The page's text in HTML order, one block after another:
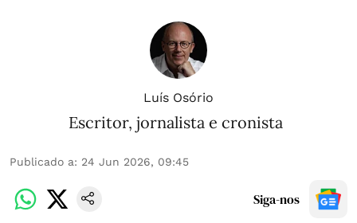
Luís Osório
Escritor, jornalista e cronista
Publicado a: 24 Jun 2026, 09:45
Siga-nos